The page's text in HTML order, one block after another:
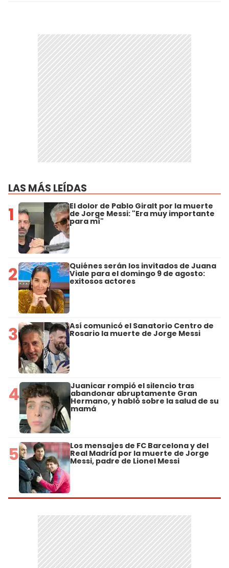
LAS MÁS LEÍDAS
1 El dolor de Pablo Giralt por la muerte
de Jorge Messi: "Era muy importante
para mí"
2 Quiénes serán los invitados de Juana
Viale para el domingo 9 de agosto:
exitosos actores
3 Así comunicó el Sanatorio Centro de
Rosario la muerte de Jorge Messi
4 Juanicar rompió el silencio tras
abandonar abruptamente Gran
Hermano, y habló sobre la salud de su
mamá
5 Los mensajes de FC Barcelona y del
Real Madrid por la muerte de Jorge
Messi, padre de Lionel Messi